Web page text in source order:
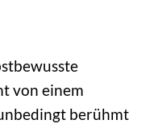
von einem
berühmt